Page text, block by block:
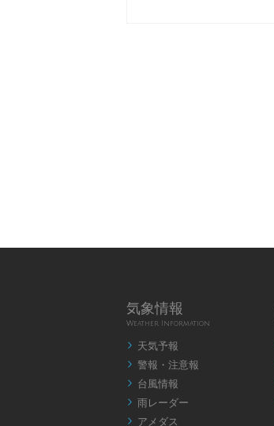
気象情報
Weather Information
 天気予報
 警報・注意報
 台風情報
 雨レーダー
 アメダス